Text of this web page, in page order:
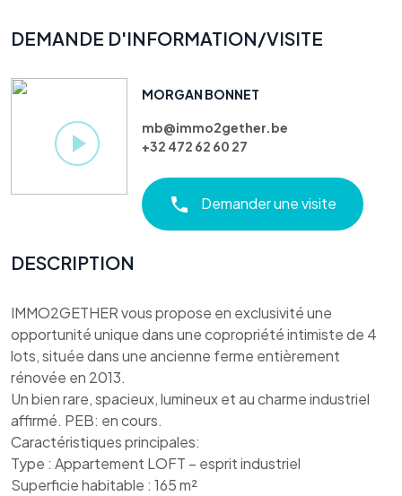
DEMANDE D'INFORMATION/VISITE
MORGAN BONNET
mb@immo2gether.be
+32 472 62 60 27
Demander une visite
DESCRIPTION
IMMO2GETHER vous propose en exclusivité une
opportunité unique dans une copropriété intimiste de 4
lots, située dans une ancienne ferme entièrement
rénovée en 2013.
Un bien rare, spacieux, lumineux et au charme industriel
affirmé. PEB: en cours.
Caractéristiques principales:
Type : Appartement LOFT – esprit industriel
Superficie habitable : 165 m²